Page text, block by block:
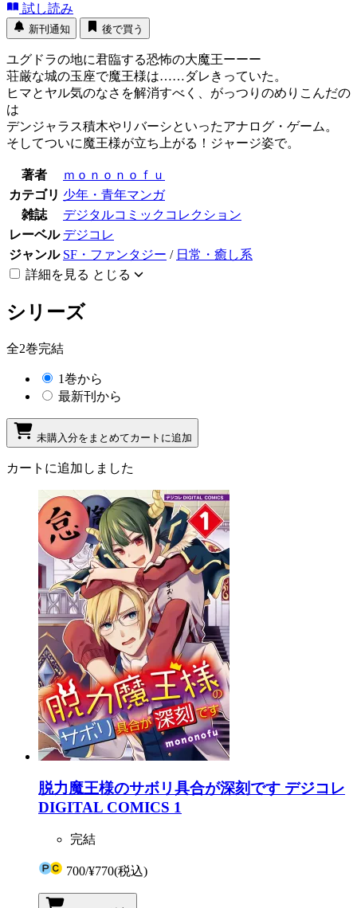
試し読み
新刊通知 後で買う
ユグドラの地に君臨する恐怖の大魔王ーーー
荘厳な城の玉座で魔王様は……ダレきっていた。
ヒマとヤル気のなさを解消すべく、がっつりのめりこんだの
は
デンジャラス積木やリバーシといったアナログ・ゲーム。
そしてついに魔王様が立ち上がる！ジャージ姿で。
著者
ｍｏｎｏｎｏｆｕ
カテゴリ 少年・青年マンガ
雑誌
デジタルコミックコレクション
レーベル デジコレ
ジャンル SF・ファンタジー / 日常・癒し系
詳細を見る とじる
シリーズ
全2巻完結
1巻から
最新刊から
未購入分をまとめてカートに追加
カートに追加しました
脱力魔王様のサボリ具合が深刻です デジコレ
DIGITAL COMICS 1
完結
700/¥770(税込)